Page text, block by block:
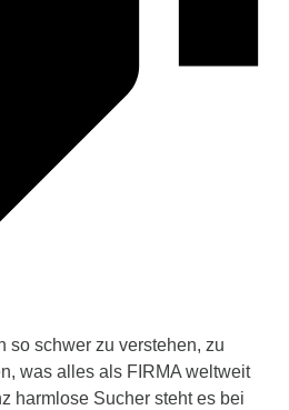
so schwer zu verstehen, zu
was alles als FIRMA weltweit
harmlose Sucher steht es bei